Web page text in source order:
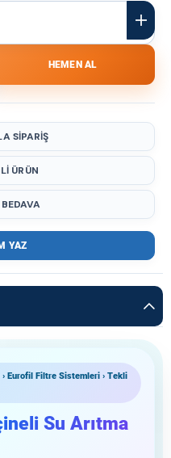
SIPARIŞ
ÜRÜN
YAZ
Eurofil Filtre Sistemleri › Tekli
Su Arıtma